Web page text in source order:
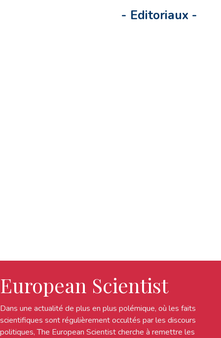
- Editoriaux -
European Scientist
Dans une actualité de plus en plus polémique, où les faits
scientifiques sont régulièrement occultés par les discours
politiques, The European Scientist cherche à remettre les